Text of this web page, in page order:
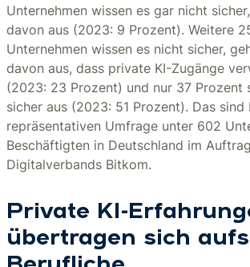
Unternehmen wissen es gar nicht
davon aus (2023: 9 Prozent). Weitere
Unternehmen wissen es nicht sicher,
davon aus, dass private KI-Zugänge
(2023: 23 Prozent) und nur 37 Prozent
sicher aus (2023: 51 Prozent). Das sind
repräsentativen Umfrage unter 602
Beschäftigten in Deutschland im
Digitalverbands Bitkom.
Private KI-
übertragen sich aufs